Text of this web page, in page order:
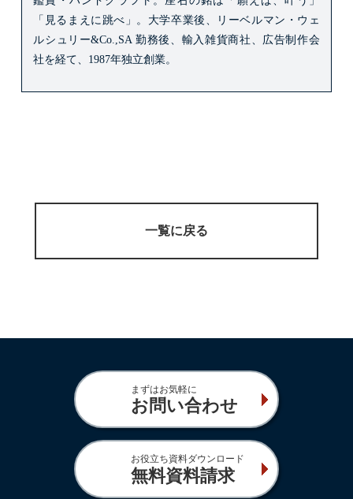
「見るまえに跳べ」。 大学卒業後、リーベルマン・ウェ
ルシュリー&Co.,SA 勤務後、輸入雑貨商社、広告制作会
社を経て、1987年独立創業。
一覧に戻る
まずはお気軽に
お問い合わせ
お役立ち資料ダウンロード
無料資料請求